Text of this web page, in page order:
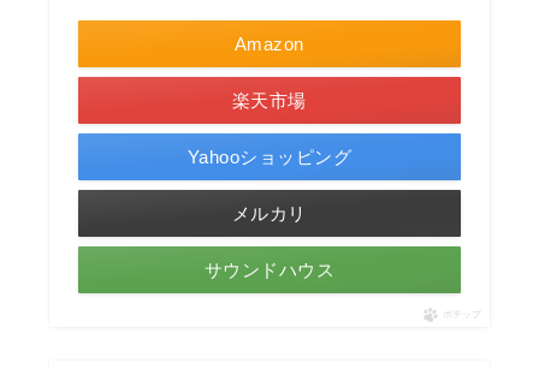
Amazon
楽天市場
Yahooショッピング
メルカリ
サウンドハウス
ポチップ